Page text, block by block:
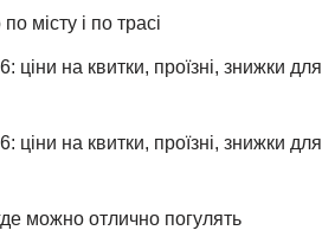
місту і по трасі
ціни на квитки, проїзні, знижки для
ціни на квитки, проїзні, знижки для
можно отлично погулять